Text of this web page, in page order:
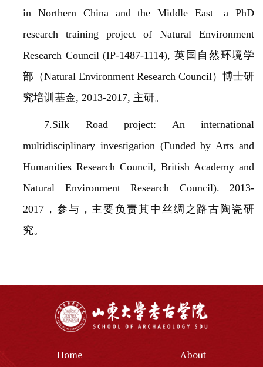
in Northern China and the Middle East—a PhD
research training project of Natural Environment
Research Council (IP-1487-1114), 英国自然环境学
部（Natural Environment Research Council）博士研
究培训基金, 2013-2017, 主研。
7.Silk Road project: An international
multidisciplinary investigation (Funded by Arts and
Humanities Research Council, British Academy and
Natural Environment Research Council). 2013-
2017，参与，主要负责其中丝绸之路古陶瓷研
究。
Home About